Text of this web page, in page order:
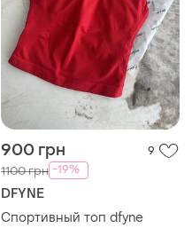
900 грн 9
1100 грн -19%
DFYNE
Спортивный топ dfyne